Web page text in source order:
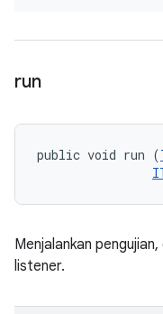
run
public void run (
Menjalankan
listener.